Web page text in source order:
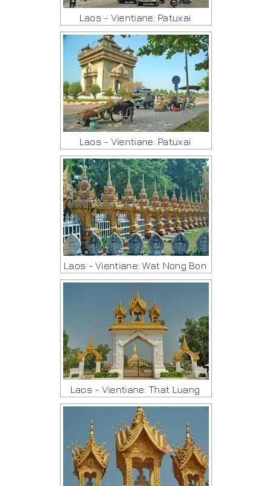
Laos - Vientiane: Patuxai
Laos - Vientiane: Patuxai
Laos - Vientiane: Wat Nong Bon
Laos - Vientiane: That Luang